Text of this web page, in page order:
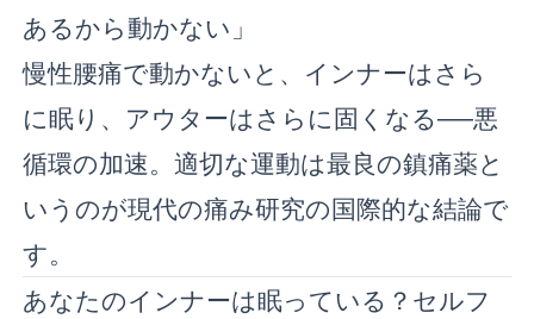
あるから動かない」
慢性腰痛で動かないと、インナーはさら
に眠り、アウターはさらに固くなる──悪
循環の加速。適切な運動は最良の鎮痛薬と
いうのが現代の痛み研究の国際的な結論で
す。
あなたのインナーは眠っている？セルフ